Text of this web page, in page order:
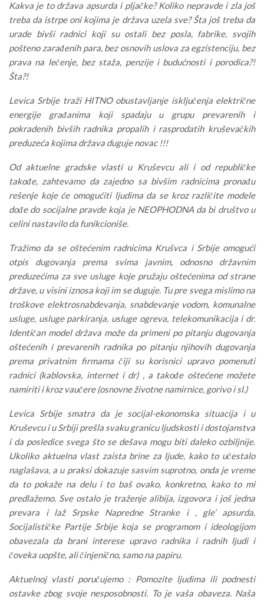
Kakva je to država apsurda i pljačke? Koliko nepravde i zla još
treba da istrpe oni kojima je država uzela sve? Šta još treba da
urade bivši radnici koji su ostali bez posla, fabrike, svojih
pošteno zarađenih para, bez osnovih uslova za egzistenciju, bez
prava na lečenje, bez staža, penzije i budućnosti i porodica?!
Šta?!
Levica Srbije traži HITNO obustavljanje isključenja električne
energije građanima koji spadaju u grupu prevarenih i
pokradenih bivših radnika propalih i rasprodatih kruševačkih
preduzeća kojima država duguje novac !!!
Od aktuelne gradske vlasti u Kruševcu ali i od republičke
takođe, zahtevamo da zajedno sa bivšim radnicima pronađu
rešenje koje će omogućiti ljudima da se kroz različite modele
dođe do socijalne pravde koja je NEOPHODNA da bi društvo u
celini nastavilo da funikcioniše.
Tražimo da se oštećenim radnicima Krušvca i Srbije omogući
otpis dugovanja prema svima javnim, odnosno državnim
preduzećima za sve usluge koje pružaju oštećenima od strane
države, u visini iznosa koji im se duguje. Tu pre svega mislimo na
troškove elektrosnabdevanja, snabdevanje vodom, komunalne
usluge, usluge parkiranja, usluge ogreva, telekomunikacija i dr.
Identičan model država može da primeni po pitanju dugovanja
oštećenih i prevarenih radnika po pitanju njihovih dugovanja
prema privatnim firmama čiji su korisnici upravo pomenuti
radnici (kablovska, internet i dr) , a takođe oštećene možete
namiriti i kroz vaučere (osnovne životne namirnice, gorivo i sl.)
Levica Srbije smatra da je socijal-ekonomska situacija i u
Kruševcu i u Srbiji prešla svaku granicu ljudskosti i dostojanstva
i da posledice svega što se dešava mogu biti daleko ozbiljnije.
Ukoliko aktuelna vlast zaista brine za ljude, kako to učestalo
naglašava, a u praksi dokazuje sasvim suprotno, onda je vreme
da to pokaže na delu i to baš ovako, konkretno, kako to mi
predlažemo. Sve ostalo je traženje alibija, izgovora i još jedna
prevara i laž Srpske Napredne Stranke i , gle’ apsurda,
Socijalističke Partije Srbije koja se programom i ideologijom
obavezala da brani interese upravo radnika i radnih ljudi i
čoveka uopšte, ali činjenično, samo na papiru.
Aktuelnoj vlasti poručujemo : Pomozite ljudima ili podnesti
ostavke zbog svoje nesposobnosti. To je vaša obaveza. Naša